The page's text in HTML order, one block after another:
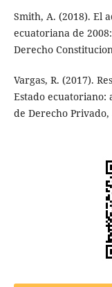
Smith, A. (2018). El
ecuatoriana de
Derecho
Vargas, R. (2017).
Estado ecuatoriano:
de Derecho Privado,